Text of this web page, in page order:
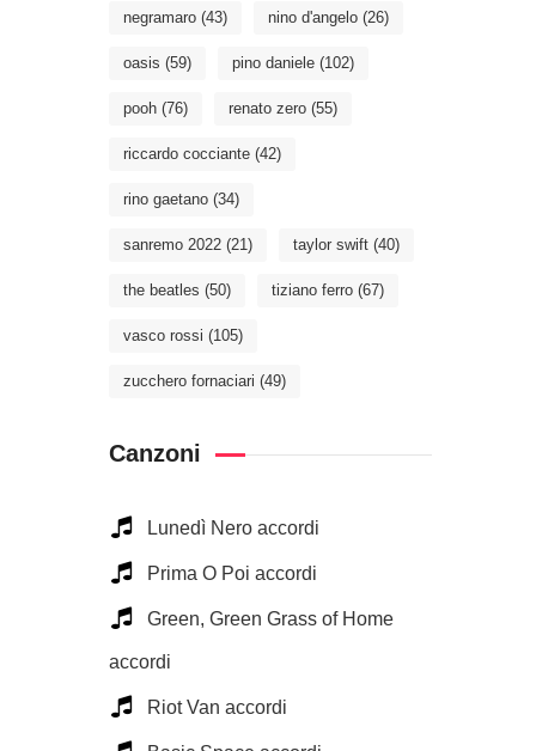
negramaro (43) nino d'angelo (26)
oasis (59) pino daniele (102)
pooh (76) renato zero (55)
riccardo cocciante (42)
rino gaetano (34)
sanremo 2022 (21) taylor swift (40)
the beatles (50) tiziano ferro (67)
vasco rossi (105)
zucchero fornaciari (49)
Canzoni
Lunedì Nero accordi
Prima O Poi accordi
Green, Green Grass of Home
accordi
Riot Van accordi